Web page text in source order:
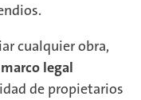
cualquier obra,
legal
de propietarios